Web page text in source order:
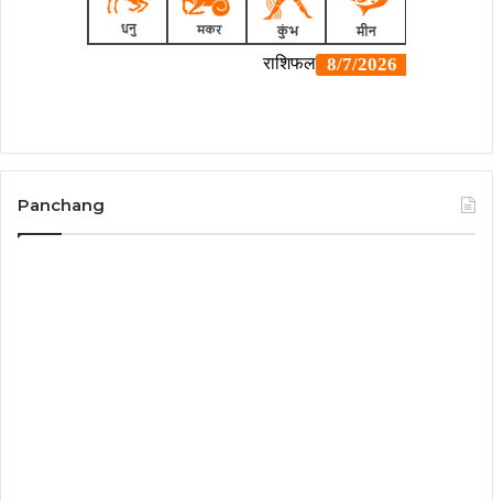
Panchang